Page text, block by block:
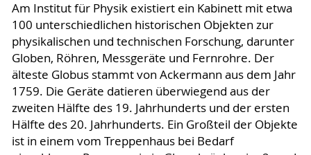
Am Institut für Physik existiert ein Kabinett mit etwa
100 unterschiedlichen historischen Objekten zur
physikalischen und technischen Forschung, darunter
Globen, Röhren, Messgeräte und Fernrohre. Der
älteste Globus stammt von Ackermann aus dem Jahr
1759. Die Geräte datieren überwiegend aus der
zweiten Hälfte des 19. Jahrhunderts und der ersten
Hälfte des 20. Jahrhunderts. Ein Großteil der Objekte
ist in einem vom Treppenhaus bei Bedarf